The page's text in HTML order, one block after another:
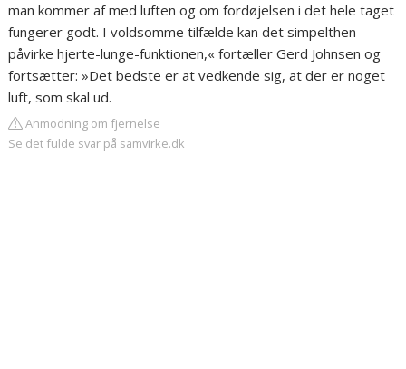
man kommer af med luften og om fordøjelsen i det hele taget
fungerer godt. I voldsomme tilfælde kan det simpelthen
påvirke hjerte-lunge-funktionen,« fortæller Gerd Johnsen og
fortsætter: »Det bedste er at vedkende sig, at der er noget
luft, som skal ud.
Anmodning om fjernelse
Se det fulde svar på samvirke.dk